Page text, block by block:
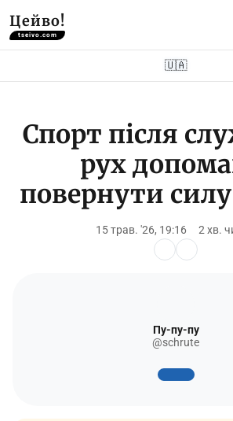
Цейво!
tseivo.com
🇺🇦
Спорт після
рух
повернути
15 трав. '26, 19:16 2 хв.
Пу-пу-пу
@schrute